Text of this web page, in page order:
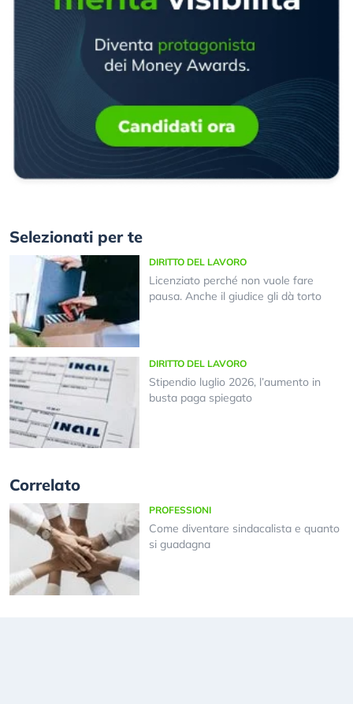
Selezionati per te
DIRITTO DEL LAVORO
Licenziato perché non vuole fare
pausa. Anche il giudice gli dà torto
DIRITTO DEL LAVORO
Stipendio luglio 2026, l’aumento in
busta paga spiegato
Correlato
PROFESSIONI
Come diventare sindacalista e quanto
si guadagna